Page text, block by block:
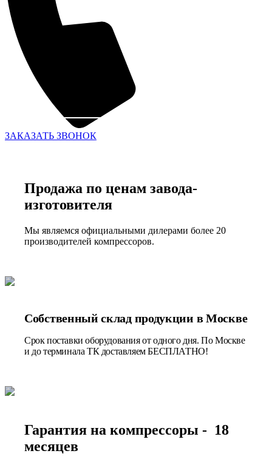
ЗАКАЗАТЬ ЗВОНОК
Продажа по ценам завода-
изготовителя
Мы являемся официальными дилерами более 20
производителей компрессоров.
Собственный склад продукции в Москве
Срок поставки оборудования от одного дня. По Москве
и до терминала ТК доставляем БЕСПЛАТНО!
Гарантия на компрессоры - 18
месяцев